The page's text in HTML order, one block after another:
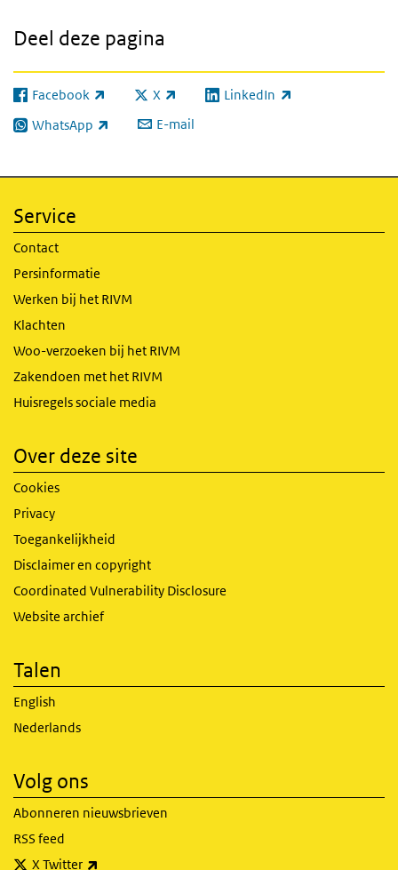
Deel deze pagina
Facebook
(externe link) X
(externe link) LinkedIn
(externe link)
WhatsApp
(externe link) E-mail
Service
Contact
Persinformatie
Werken bij het RIVM
Klachten
Woo-verzoeken bij het RIVM
Zakendoen met het RIVM
Huisregels sociale media
Over deze site
Cookies
Privacy
Toegankelijkheid
Disclaimer en copyright
Coordinated Vulnerability Disclosure
Website archief
Talen
English
Nederlands
Volg ons
Abonneren nieuwsbrieven
RSS feed
X Twitter